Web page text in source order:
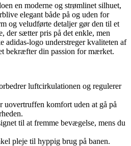
en moderne og strømlinet silhuet,
elegant både på og uden for
og veludførte detaljer gør den til et
der sætter pris på det enkle, men
adidas-logo understreger kvaliteten af
bekræfter din passion for mærket.
luftcirkulationen og regulerer
uovertruffen komfort uden at gå på
til at fremme bevægelse, mens du
pleje til hyppig brug på banen.